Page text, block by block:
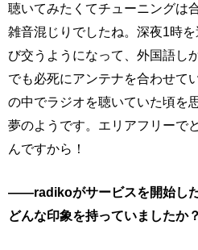
聴いてみたくてチューニングは
雑音混じりでしたね。深夜1時
び交うようになって、外国語し
でも必死にアンテナを合わせて
の中でラジオを聴いていた頃を
夢のようです。エリアフリーで
んですから！
――radikoがサービスを開始し
どんな印象を持っていましたか？